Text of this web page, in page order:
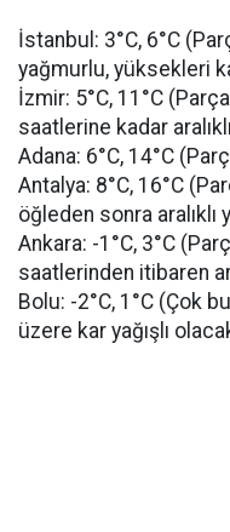
İstanbul: 3°C, 6°C
yağmurlu, yüksekleri
İzmir: 5°C, 11°C
saatlerine kadar
Adana: 6°C, 14°C
Antalya: 8°C, 16°C
öğleden sonra aralıklı
Ankara: -1°C, 3°C
saatlerinden itibaren
Bolu: -2°C, 1°C (Çok
üzere kar yağışlı